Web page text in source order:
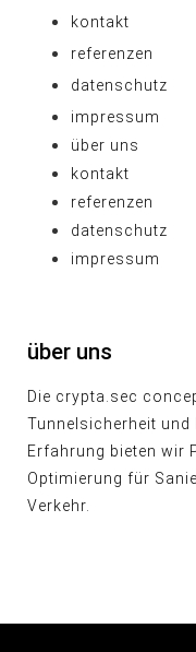
kontakt
referenzen
datenschutz
impressum
über uns
kontakt
referenzen
datenschutz
impressum
über uns
Die crypta.sec
Tunnelsicherheit
Erfahrung bieten wir
Optimierung für
Verkehr.